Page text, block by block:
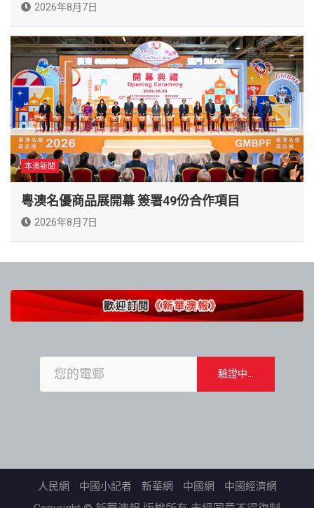
2026年8月7日
本澳新聞
粵澳名優商品展開幕 簽署49份合作項目
2026年8月7日
人民網 中國小記者 新華網 中國網 中國經濟網